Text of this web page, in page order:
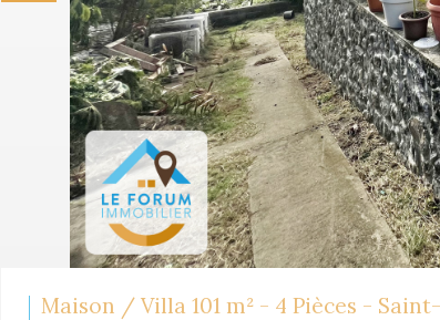
Maison / Villa 101 m² - 4 Pièces -